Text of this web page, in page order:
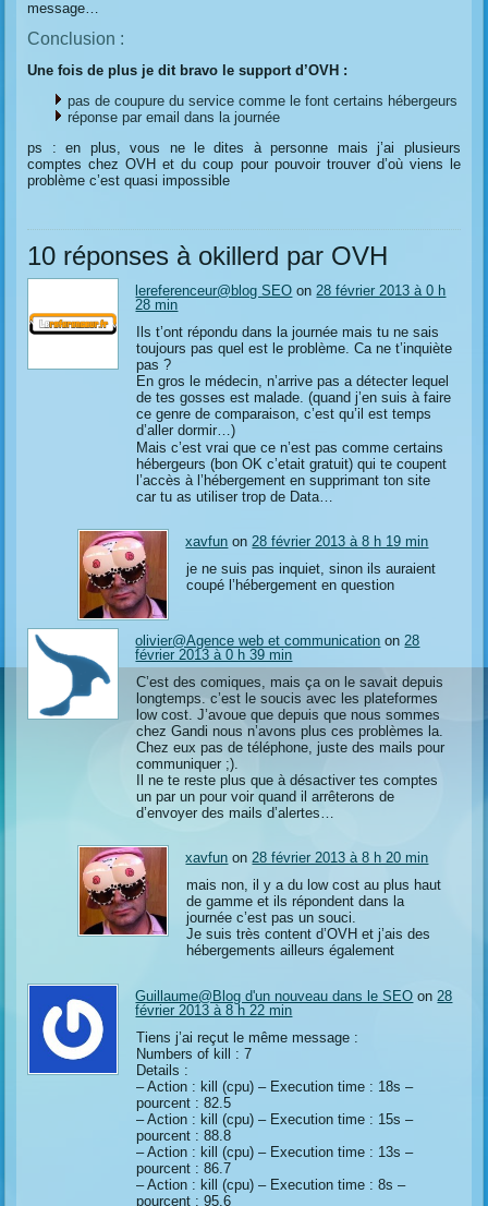
message…
Conclusion :
Une fois de plus je dit bravo le support d’OVH :
pas de coupure du service comme le font certains hébergeurs
réponse par email dans la journée
ps : en plus, vous ne le dites à personne mais j’ai plusieurs
comptes chez OVH et du coup pour pouvoir trouver d’où viens le
problème c’est quasi impossible
10 réponses à okillerd par OVH
lereferenceur@blog SEO on 28 février 2013 à 0 h
28 min
Ils t’ont répondu dans la journée mais tu ne sais
toujours pas quel est le problème. Ca ne t’inquiète
pas ?
En gros le médecin, n’arrive pas a détecter lequel
de tes gosses est malade. (quand j’en suis à faire
ce genre de comparaison, c’est qu’il est temps
d’aller dormir…)
Mais c’est vrai que ce n’est pas comme certains
hébergeurs (bon OK c’etait gratuit) qui te coupent
l’accès à l’hébergement en supprimant ton site
car tu as utiliser trop de Data…
xavfun on28 février 2013 à 8 h 19 min
je ne suis pas inquiet, sinon ils auraient
coupé l’hébergement en question
olivier@Agence web et communication on 28
février 2013 à 0 h 39 min
C’est des comiques, mais ça on le savait depuis
longtemps. c’est le soucis avec les plateformes
low cost. J’avoue que depuis que nous sommes
chez Gandi nous n’avons plus ces problèmes la.
Chez eux pas de téléphone, juste des mails pour
communiquer ;).
Il ne te reste plus que à désactiver tes comptes
un par un pour voir quand il arrêterons de
d’envoyer des mails d’alertes…
xavfun on28 février 2013 à 8 h 20 min
mais non, il y a du low cost au plus haut
de gamme et ils répondent dans la
journée c’est pas un souci.
Je suis très content d’OVH et j’ais des
hébergements ailleurs également
Guillaume@Blog d'un nouveau dans le SEO on 28
février 2013 à 8 h 22 min
Tiens j’ai reçut le même message :
Numbers of kill : 7
Details :
– Action : kill (cpu) – Execution time : 18s –
pourcent : 82.5
– Action : kill (cpu) – Execution time : 15s –
pourcent : 88.8
– Action : kill (cpu) – Execution time : 13s –
pourcent : 86.7
– Action : kill (cpu) – Execution time : 8s –
pourcent : 95.6